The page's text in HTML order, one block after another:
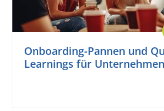
Onboarding-Pannen und
Learnings für Unternehmen